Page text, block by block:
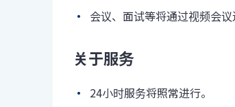
会议、面试等将通过视频会议
关于服务
24小时服务将照常进行。